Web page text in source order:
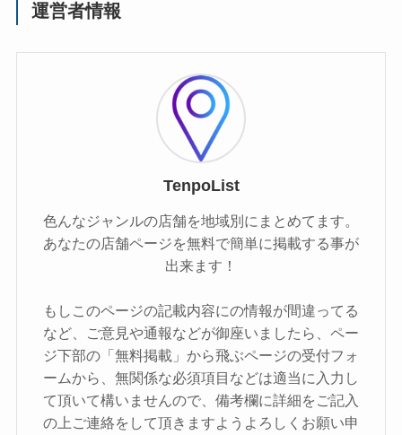
運営者情報
TenpoList
色んなジャンルの店舗を地域別にまとめてます。
あなたの店舗ページを無料で簡単に掲載する事が
出来ます！
もしこのページの記載内容にの情報が間違ってる
など、ご意見や通報などが御座いましたら、ペー
ジ下部の「無料掲載」から飛ぶページの受付フォ
ームから、無関係な必須項目などは適当に入力し
て頂いて構いませんので、備考欄に詳細をご記入
の上ご連絡をして頂きますようよろしくお願い申